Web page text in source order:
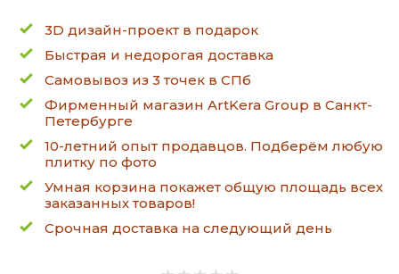
3D дизайн-проект в подарок
Быстрая и недорогая доставка
Самовывоз из 3 точек в СПб
Фирменный магазин ArtKera Group в Санкт-
Петербурге
10-летний опыт продавцов. Подберём любую
плитку по фото
Умная корзина покажет общую площадь всех
заказанных товаров!
Срочная доставка на следующий день